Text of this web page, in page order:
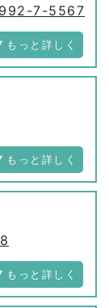
7-5567